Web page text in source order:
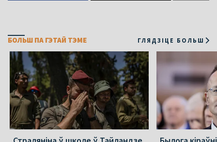
БОЛЬШ ПА ГЭТАЙ ТЭМЕ ГЛЯДЗІЦЕ БОЛЬШ